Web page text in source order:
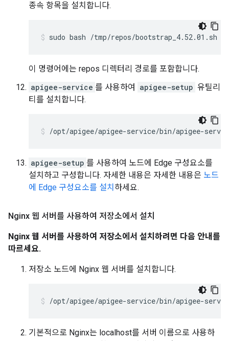
종속 항목을 설치합니다.
sudo bash /tmp/repos/bootstrap_4.52.01.sh
이 명령어에는 repos 디렉터리 경로를 포함합니다.
apigee-service 를 사용하여 apigee-setup 유틸리
티를 설치합니다.
/opt/apigee/apigee-service/bin/apigee-
apigee-setup 를 사용하여 노드에 Edge 구성요소를
설치하고 구성합니다. 자세한 내용은 자세한 내용은 노드
에 Edge 구성요소를 설치 하세요.
Nginx 웹 서버를 사용하여 저장소에서 설치
Nginx 웹 서버를 사용하여 저장소에서 설치하려면 다음 안내를
따르세요.
저장소 노드에 Nginx 웹 서버를 설치합니다.
/opt/apigee/apigee-service/bin/apigee-
기본적으로 Nginx는 localhost를 서버 이름으로 사용하